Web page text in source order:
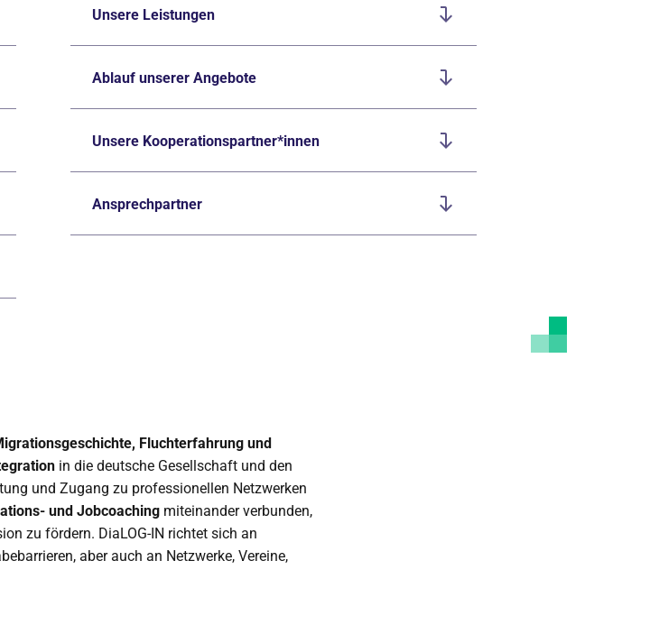
Unsere Leistungen
Ablauf unserer Angebote
Unsere Kooperationspartner*innen
Ansprechpartner
Fluchterfahrung und
in die deutsche Gesellschaft und den
und Zugang zu professionellen Netzwerken
und Jobcoaching miteinander verbunden,
zu fördern. DiaLOG-IN richtet sich an
aber auch an Netzwerke, Vereine,